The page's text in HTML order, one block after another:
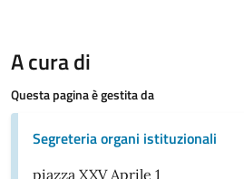
A cura di
Questa pagina è gestita da
Segreteria organi istituzionali
piazza XXV Aprile 1